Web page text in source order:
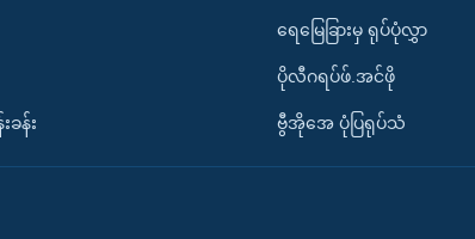
ခန်း
ရေမြေခြားမှ ရုပ်ပုံလွှာ
ပိုလီဂရပ်ဖ်.အင်ဖို
ဗွီအိုအေ ပုံပြရုပ်သံ